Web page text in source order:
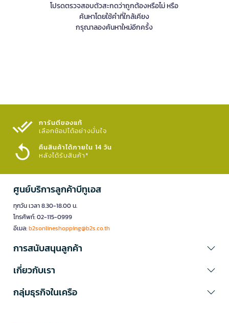
โปรดตรวจสอบตัวสะกดว่าถูกต้องหรือไม่ หรือ
ค้นหาโดยใช้คำที่ใกล้เคียง
กรุณาลองค้นหาใหม่อีกครั้ง
การันตีของแท้
เลือกช้อปได้อย่างมั่นใจ​
คืนสินค้าได้ภายใน 14 วัน
หลังได้รับสินค้า*
ศูนย์บริการลูกค้าบีทูเอส
ทุกวัน เวลา 8.30-18.00 น.
โทรศัพท์: 02-115-0999
อีเมล:b2sonlineshopping@b2s.co.th
การสนับสนุนลูกค้า
เกี่ยวกับเรา
กลุ่มธุรกิจในเครือ